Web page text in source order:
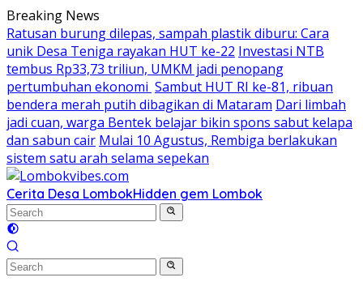
Skip
to
content
Breaking News
Ratusan burung dilepas, sampah plastik diburu: Cara
unik Desa Teniga rayakan HUT ke-22 Investasi NTB
tembus Rp33,73 triliun, UMKM jadi penopang
pertumbuhan ekonomi Sambut HUT RI ke-81, ribuan
bendera merah putih dibagikan di Mataram Dari limbah
jadi cuan, warga Bentek belajar bikin spons sabut kelapa
dan sabun cair Mulai 10 Agustus, Rembiga berlakukan
sistem satu arah selama sepekan
Cerita Desa LombokHidden gem Lombok